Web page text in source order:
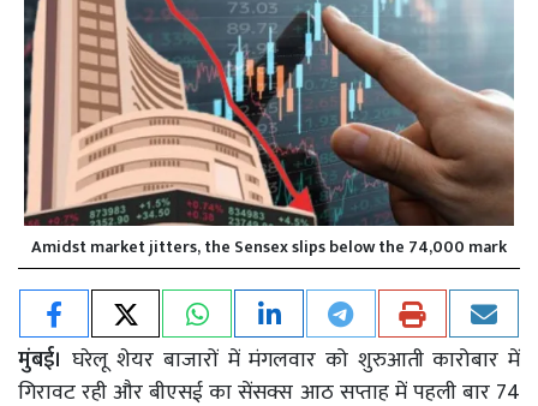
Amidst market jitters, the Sensex slips below the 74,000 mark
मुंबई। घरेलू शेयर बाजारों में मंगलवार को शुरुआती कारोबार में
गिरावट रही और बीएसई का सेंसक्स आठ सप्ताह में पहली बार 74